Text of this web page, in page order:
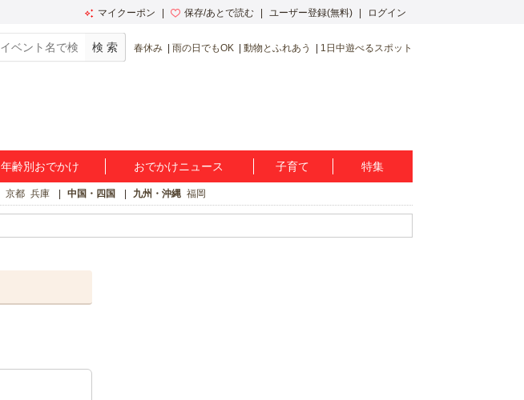
マイクーポン 保存/あとで読む ユーザー登録(無料) ログイン
春休み 雨の日でもOK 動物とふれあう 1日中遊べるスポット
年齢別おでかけ おでかけニュース 子育て 特集
京都 兵庫 中国・四国 九州・沖縄 福岡